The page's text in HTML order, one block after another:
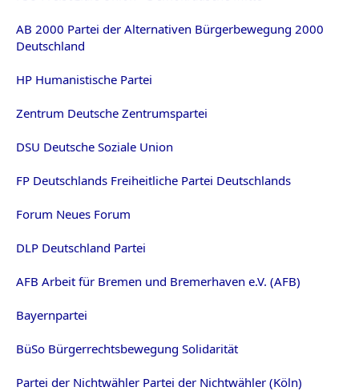
AB 2000 Partei der Alternativen Bürgerbewegung 2000
Deutschland
HP Humanistische Partei
Zentrum Deutsche Zentrumspartei
DSU Deutsche Soziale Union
FP Deutschlands Freiheitliche Partei Deutschlands
Forum Neues Forum
DLP Deutschland Partei
AFB Arbeit für Bremen und Bremerhaven e.V. (AFB)
Bayernpartei
BüSo Bürgerrechtsbewegung Solidarität
Partei der Nichtwähler Partei der Nichtwähler (Köln)